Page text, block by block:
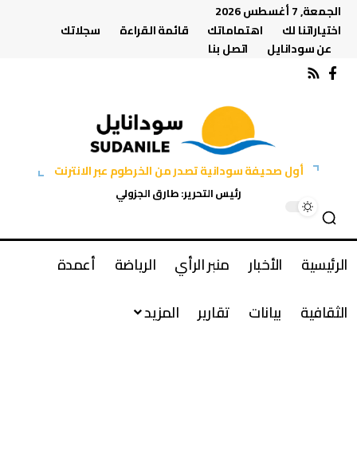
الجمعة, 7 أغسطس 2026
اختياراتنا لك
اهتماماتك قائمة القراءة
سجلاتك
عن سودانايل
اتصل بنا
أول صحيفة سودانية تصدر من الخرطوم عبر الانترنت
رئيس التحرير: طارق الجزولي
الرئيسية الأخبار منبر الرأي الرياضة
أعمدة
الثقافية
بيانات تقارير المزيد